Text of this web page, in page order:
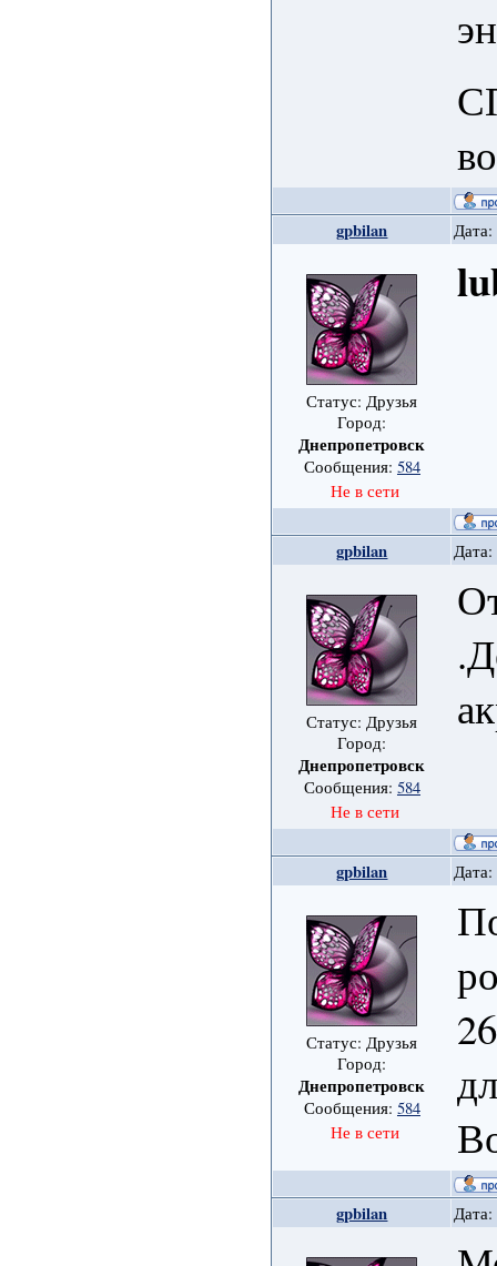
gpbilan
Статус: Друзья
Город:
Днепропетровск
Сообщения: 584
Не в сети
gpbilan
Статус: Друзья
Город:
Днепропетровск
Сообщения: 584
Не в сети
gpbilan
Статус: Друзья
Город:
Днепропетровск
Сообщения: 584
Не в сети
gpbilan